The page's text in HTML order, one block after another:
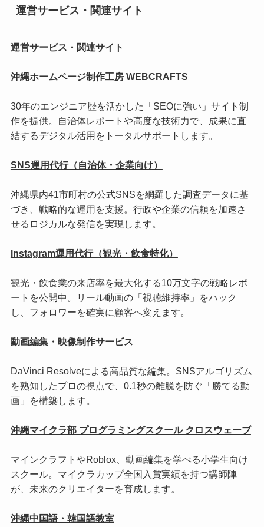
運営サービス・関連サイト
運営サービス・関連サイト
沖縄ホームページ制作工房 WEBCRAFTS
30年のエンジニア歴を活かした「SEOに強い」サイト制
作を提供。自治体レポートや高度な技術力で、成果に直
結するデジタル活用をトータルサポートします。
SNS運用代行（自治体・企業向け）
沖縄県内41市町村の公式SNSを網羅した調査データに基
づき、戦略的な運用を支援。行政や企業の信頼を加速さ
せるロジカルな発信を実現します。
Instagram運用代行（観光・飲食特化）
観光・飲食業の来店率を最大化する10万文字の戦略レポ
ートを公開中。リール動画の「視聴維持率」をハック
し、フォロワーを確実に顧客へ変えます。
動画編集・映像制作サービス
DaVinci Resolveによる高品質な編集。SNSアルゴリズム
を熟知したプロの視点で、0.1秒の離脱を防ぐ「勝てる動
画」を構築します。
沖縄マイクラ部 プログラミングスクール クロスウェーブ
マインクラフトやRoblox、動画編集を学べる小学生向け
スクール。マイクラカップ全国入賞実績を持つ講師陣
が、未来のクリエイターを育成します。
沖縄中国語・韓国語教室